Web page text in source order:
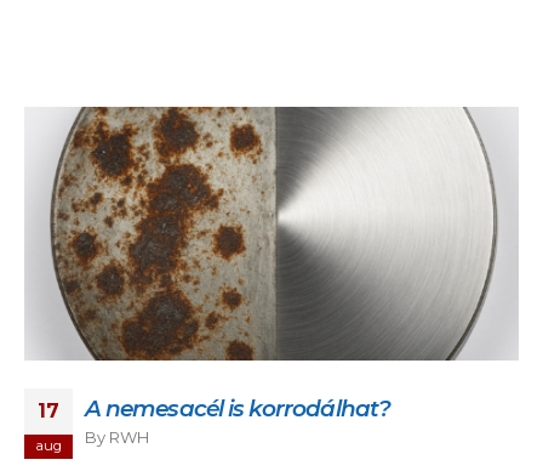
17
aug
A nemesacél is korrodálhat?
By RWH